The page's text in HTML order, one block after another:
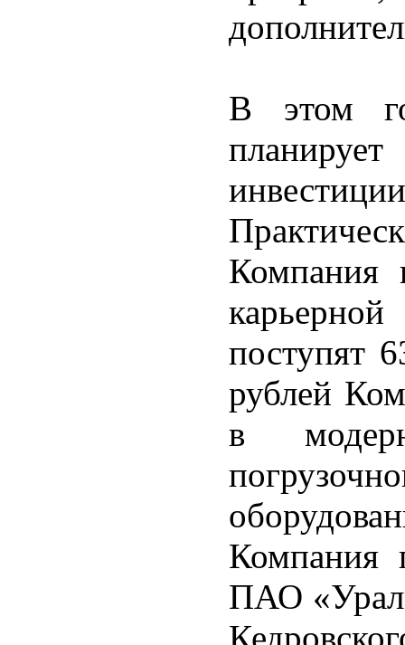
В этом
Компания
поступят
рублей
в
Компания
ПАО